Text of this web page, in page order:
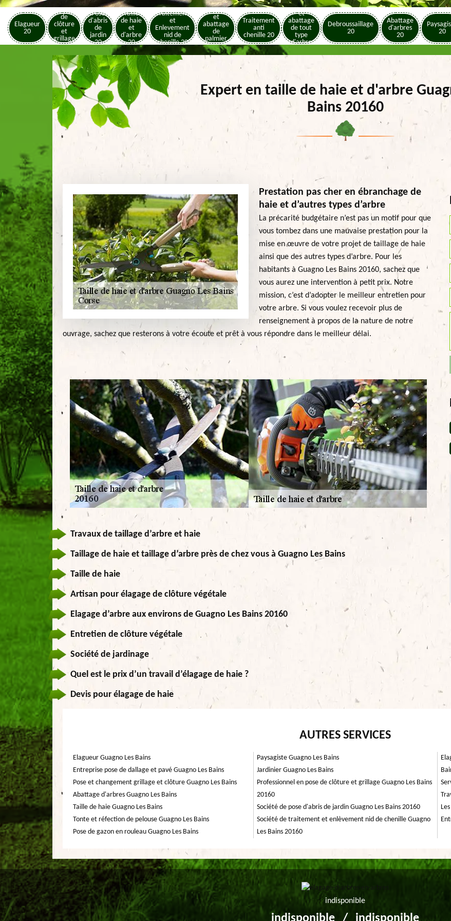
Elagueur
20
Pose
de
clôture
et
grillage
20
Pose
d'abris
de
jardin
20
Taille
de haie
et
d'arbre
20
Traitement
et
Enlevement
nid de
chenille 20
Elagage
et
abattage
de
palmier
20
Traitement
anti
chenille 20
Elagage
et
abattage
de tout
type
d'arbre
Debroussaillage
20
Abattage
d'arbres
20
20
Expert en taille de haie et d'arbre
Bains 20160
Prestation pas cher en ébranchage de
haie et d’autres types d’arbre
La précarité budgétaire n’est pas un motif pour que
vous tombez dans une mauvaise prestation pour la
mise en œuvre de votre projet de taillage de haie
ainsi que des autres types d’arbre. Pour les
habitants à Guagno Les Bains 20160, sachez que
vous aurez une intervention à petit prix. Notre
mission, c’est d’adopter le meilleur entretien pour
votre arbre. Si vous voulez recevoir plus de
renseignement à propos de la nature de notre
ouvrage, sachez que resterons à votre écoute et prêt à vous répondre dans le meilleur délai.
Travaux de taillage d’arbre et haie
Taillage de haie et taillage d’arbre près de chez vous à Guagno Les Bains
Taille de haie
Artisan pour élagage de clôture végétale
Elagage d’arbre aux environs de Guagno Les Bains 20160
Entretien de clôture végétale
Société de jardinage
Quel est le prix d’un travail d’élagage de haie ?
Devis pour élagage de haie
AUTRES SERVICES
Elagueur Guagno Les Bains
Entreprise pose de dallage et pavé Guagno Les Bains
Pose et changement grillage et clôture Guagno Les Bains
Abattage d'arbres Guagno Les Bains
Taille de haie Guagno Les Bains
Tonte et réfection de pelouse Guagno Les Bains
Pose de gazon en rouleau Guagno Les Bains
Paysagiste Guagno Les Bains
Jardinier Guagno Les Bains
Professionnel en pose de clôture et grillage Guagno Les Bains
20160
Société de pose d'abris de jardin Guagno Les Bains 20160
Société de traitement et enlèvement nid de chenille Guagno
Les Bains 20160
indisponible
indisponible / indisponible